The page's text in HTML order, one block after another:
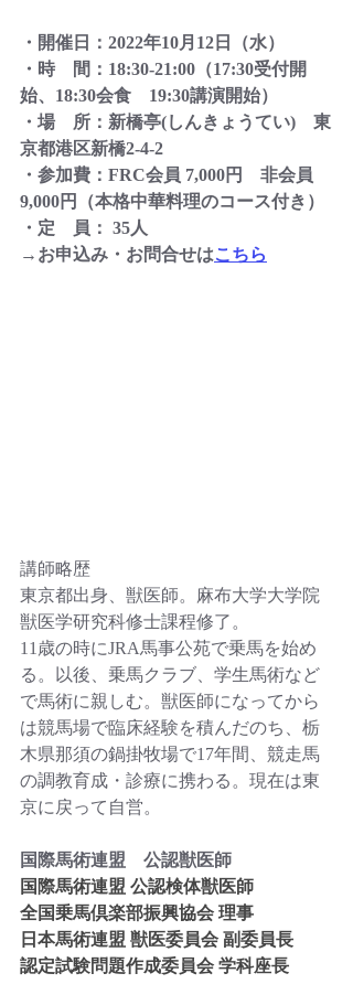
・開催日：2022年10月12日（水）
・時　間：18:30-21:00（17:30受付開
始、18:30会食　19:30講演開始）
・場　所：新橋亭(しんきょうてい)　東
京都港区新橋2-4-2
・参加費：FRC会員 7,000円　非会員
9,000円（本格中華料理のコース付き）
・定　員： 35人
→お申込み・お問合せはこちら
講師略歴
東京都出身、獣医師。麻布大学大学院
獣医学研究科修士課程修了。
11歳の時にJRA馬事公苑で乗馬を始め
る。以後、乗馬クラブ、学生馬術など
で馬術に親しむ。獣医師になってから
は競馬場で臨床経験を積んだのち、栃
木県那須の鍋掛牧場で17年間、競走馬
の調教育成・診療に携わる。現在は東
京に戻って自営。
国際馬術連盟　公認獣医師
国際馬術連盟 公認検体獣医師
全国乗馬倶楽部振興協会 理事
日本馬術連盟 獣医委員会 副委員長
認定試験問題作成委員会 学科座長